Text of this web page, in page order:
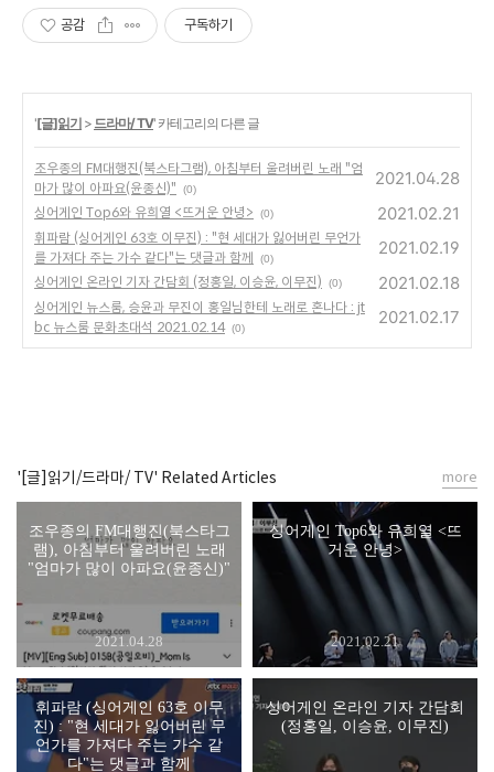
공감 구독하기
'[글]읽기 > 드라마/ TV' 카테고리의 다른 글
조우종의 FM대행진(북스타그램), 아침부터 울려버린 노래 "엄
마가 많이 아파요(윤종신)"
(0)
2021.04.28
싱어게인 Top6와 유희열 <뜨거운 안녕> (0) 2021.02.21
휘파람 (싱어게인 63호 이무진) : "현 세대가 잃어버린 무언가
를 가져다 주는 가수 같다"는 댓글과 함께
(0)
2021.02.19
싱어게인 온라인 기자 간담회 (정홍일, 이승윤, 이무진) (0) 2021.02.18
싱어게인 뉴스룸, 승윤과 무진이 홍일님한테 노래로 혼나다 : jt
bc 뉴스룸 문화초대석 2021.02.14 (0)
2021.02.17
'[글]읽기/드라마/ TV' Related Articles
조우종의 FM대행진(북스타그
램), 아침부터 울려버린 노래
"엄마가 많이 아파요(윤종신)"
2021.04.28
싱어게인 Top6와 유희열 <뜨
거운 안녕>
2021.02.21
휘파람 (싱어게인 63호 이무
진) : "현 세대가 잃어버린 무
언가를 가져다 주는 가수 같
다"는 댓글과 함께
싱어게인 온라인 기자 간담회
(정홍일, 이승윤, 이무진)
more